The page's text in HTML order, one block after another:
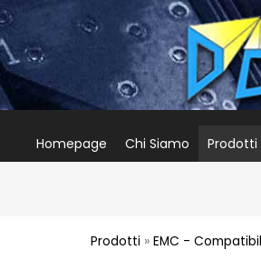
Homepage Chi Siamo Prodotti
Prodotti »EMC -